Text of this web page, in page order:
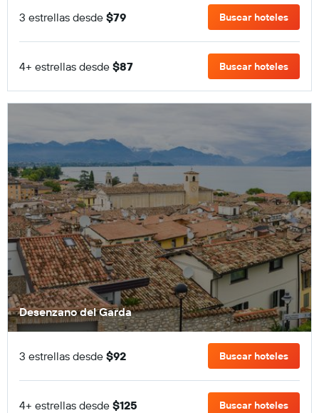
3 estrellas desde $79 Buscar hoteles
4+ estrellas desde $87 Buscar hoteles
Desenzano del Garda
3 estrellas desde $92 Buscar hoteles
4+ estrellas desde $125 Buscar hoteles